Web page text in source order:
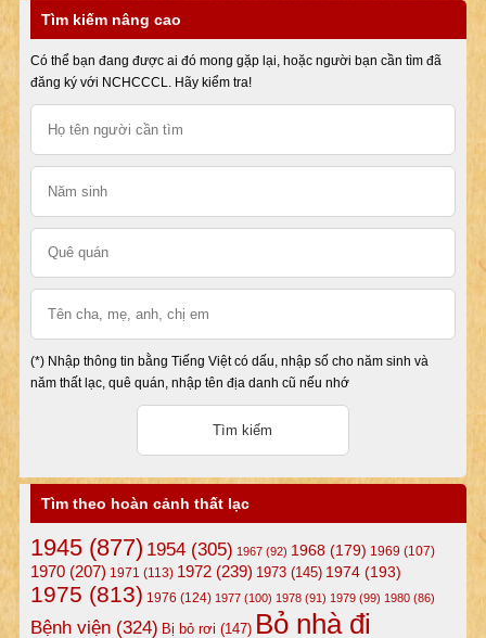
Tìm kiếm nâng cao
Có thể bạn đang được ai đó mong gặp lại, hoặc người bạn cần tìm đã
đăng ký với NCHCCCL. Hãy kiểm tra!
(*) Nhập thông tin bằng Tiếng Việt có dấu, nhập số cho năm sinh và
năm thất lạc, quê quán, nhập tên địa danh cũ nếu nhớ
Tìm theo hoàn cảnh thất lạc
1945(877) 1954(305) 1967(92) 1968(179) 1969 (107)
1970(207) 1971 (113) 1972(239) 1973(145) 1974(193)
1975 (813) 1976 (124) 1977(100) 1978(91) 1979(99) 1980(86)
Bệnh viện(324) Bị bỏ rơi (147) Bỏ nhà đi